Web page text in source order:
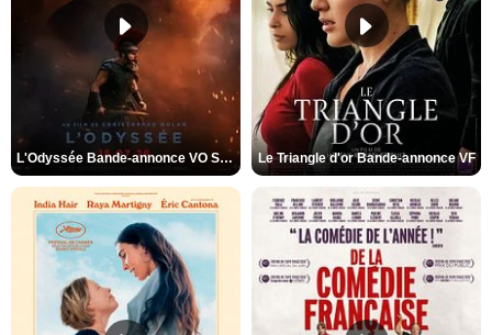
L'Odyssée Bande-annonce VO STFR Le Triangle d'or Bande-annonce VF